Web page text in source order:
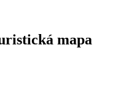
mapa